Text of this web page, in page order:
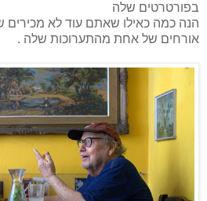
בפורטרטים שלה
הנה כמה כאילו שאתם עוד לא
אורחים של אחת מהתערוכות שלה .